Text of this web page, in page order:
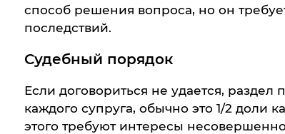
способ решения вопроса, но он
последствий.
Судебный порядок
Если договориться не удается,
каждого супруга, обычно это 1/2 доли
этого требуют интересы